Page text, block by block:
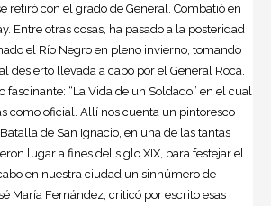
retiró con el grado de General. Combatió en
Entre otras cosas, ha pasado a la posteridad
el Río Negro en pleno invierno, tomando
desierto llevada a cabo por el General Roca.
fascinante: “La Vida de un Soldado” en el cual
como oficial. Allí nos cuenta un pintoresco
de San Ignacio, en una de las tantas
lugar a fines del siglo XIX, para festejar el
en nuestra ciudad un sinnúmero de
María Fernández, criticó por escrito esas